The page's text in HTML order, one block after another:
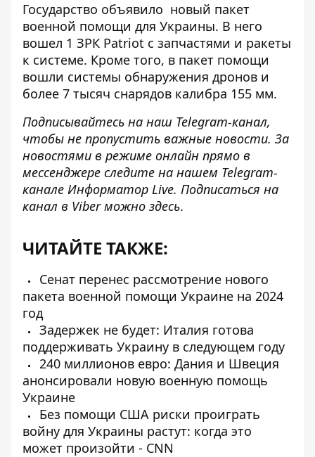
Государство объявило новый пакет
военной помощи для Украины. В него
вошел 1 ЗРК Patriot с запчастями и ракеты
к системе. Кроме того, в пакет помощи
вошли системы обнаружения дронов и
более 7 тысяч снарядов калибра 155 мм.
Подписывайтесь на наш Telegram-канал,
чтобы не пропустить важные новости. За
новостями в режиме онлайн прямо в
мессенджере следите на нашем Telegram-
канале Информатор Live. Подписаться на
канал в Viber можно здесь.
ЧИТАЙТЕ ТАКЖЕ:
Сенат перенес рассмотрение нового
пакета военной помощи Украине на 2024
год
Задержек не будет: Италия готова
поддерживать Украину в следующем году
240 миллионов евро: Дания и Швеция
анонсировали новую военную помощь
Украине
Без помощи США риски проиграть
войну для Украины растут: когда это
может произойти - CNN